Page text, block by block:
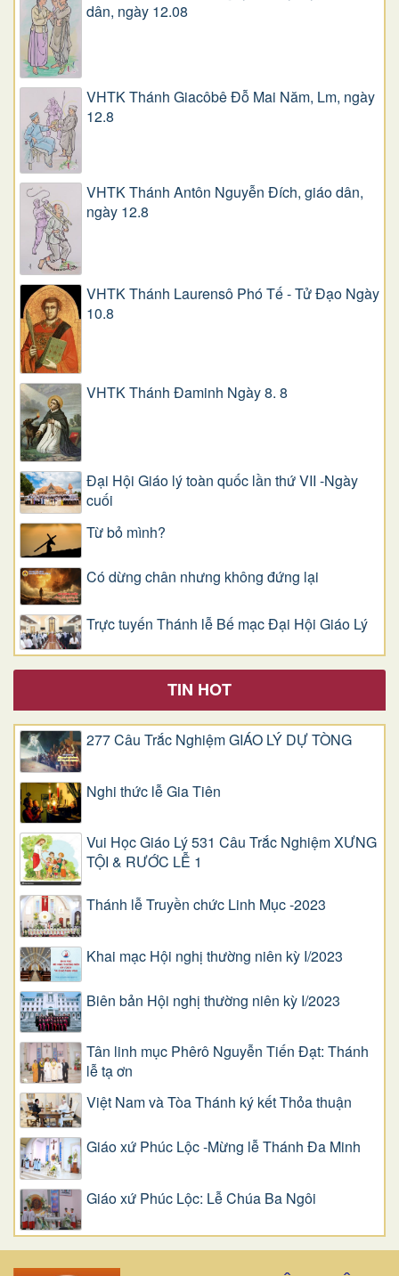
dân, ngày 12.08
VHTK Thánh Giacôbê Ðỗ Mai Năm, Lm, ngày
12.8
VHTK Thánh Antôn Nguyễn Ðích, giáo dân,
ngày 12.8
VHTK Thánh Laurensô Phó Tế - Tử Đạo Ngày
10.8
VHTK Thánh Đaminh Ngày 8. 8
Đại Hội Giáo lý toàn quốc lần thứ VII -Ngày
cuối
Từ bỏ mình?
Có dừng chân nhưng không đứng lại
Trực tuyến Thánh lễ Bế mạc Đại Hội Giáo Lý
TIN HOT
277 Câu Trắc Nghiệm GIÁO LÝ DỰ TÒNG
Nghi thức lễ Gia Tiên
Vui Học Giáo Lý 531 Câu Trắc Nghiệm XƯNG
TỘI & RƯỚC LỄ 1
Thánh lễ Truyền chức Linh Mục -2023
Khai mạc Hội nghị thường niên kỳ I/2023
Biên bản Hội nghị thường niên kỳ I/2023
Tân linh mục Phêrô Nguyễn Tiến Đạt: Thánh
lễ tạ ơn
Việt Nam và Tòa Thánh ký kết Thỏa thuận
Giáo xứ Phúc Lộc -Mừng lễ Thánh Đa Minh
Giáo xứ Phúc Lộc: Lễ Chúa Ba Ngôi